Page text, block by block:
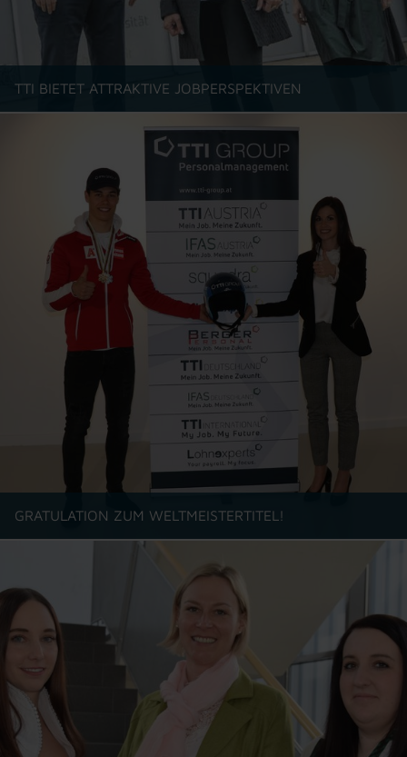
TTI BIETET ATTRAKTIVE JOBPERSPEKTIVEN
GRATULATION ZUM WELTMEISTERTITEL!